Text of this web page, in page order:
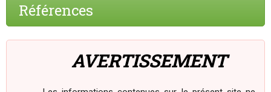
Références
AVERTISSEMENT